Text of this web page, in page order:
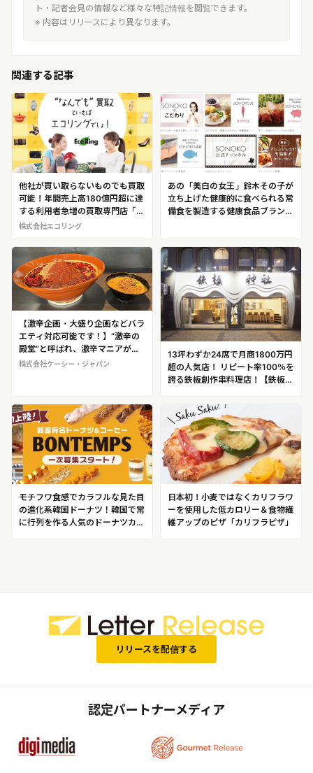
ト・記者会見の情報など様々な特記情報を閲覧できます。
※ 内容はリリースにより異なります。
関連する記事
他社が買い取らないものでも買取
可能！年間売上高180億円超に達
する利用者急増の買取専門店「エ
コリング」
株式会社エコリング
あの「美白の女王」鈴木その子が
立ち上げた健康的に食べられる常
備食を製造する健康食品ブランド
【激辛企画・大盛り企画などバラ
エティ対応可能です！】“激辛の
殿堂”と呼ばれ、激辛マニアが行
列をなす湘南エリアの人気店。新
崎市）
株式会社ケーシー・ジャパン
13坪わずか24席で月商1800万円
超の人気店！ リピート率100％を
誇る鉄板創作串料理店！【鉄板神
モチフワ食感でカラフルな見た目
の進化系韓国ドーナツ！韓国で常
に行列を作る人気のドーナツカフ
日本初！小麦ではなくカリフラワ
ーを使用した低カロリー＆食物繊
維アップのピザ「カリフラピザ」
リリースを配信する
認定パートナーメディア